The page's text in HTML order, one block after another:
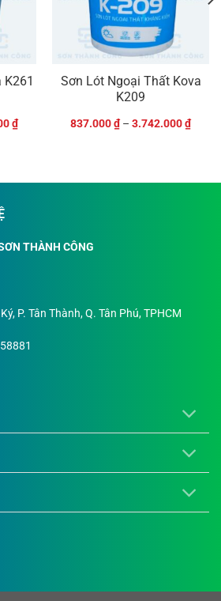
₫
Sơn Lót Ngoại Thất Kova
K209
837.000₫– 3.742.000₫
THÀNH CÔNG
P. Tân Thành, Q. Tân Phú, TPHCM